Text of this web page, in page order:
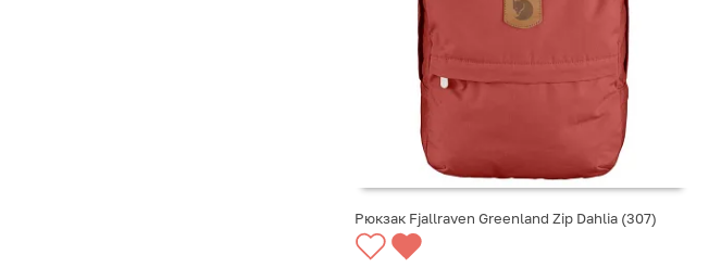
СООБЩИТЬ О ПОСТУПЛЕНИИ
Рюкзак Fjallraven Greenland Zip Dahlia (307)